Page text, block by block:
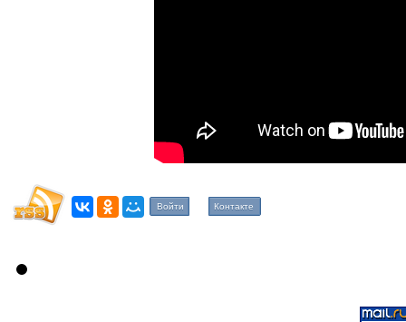
Войти Контакте